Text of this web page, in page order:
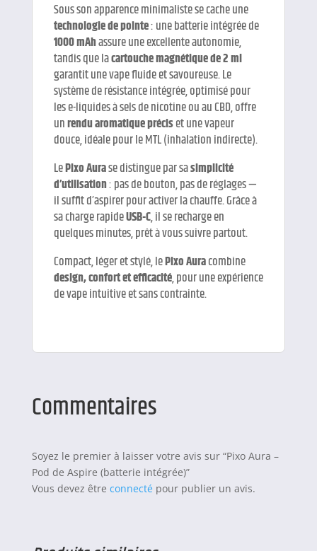
Sous son apparence minimaliste se cache une
technologie de pointe: une batterie intégrée de
1000 mAhassure une excellente autonomie,
tandis que lacartouche magnétique de 2 ml
garantit une vape fluide et savoureuse. Le
système de résistance intégrée, optimisé pour
les e-liquides à sels de nicotine ou au CBD, offre
unrendu aromatique préciset une vapeur
douce, idéale pour le MTL (inhalation indirecte).
LePixo Aurase distingue par sasimplicité
d’utilisation: pas de bouton, pas de réglages —
il suffit d’aspirer pour activer la chauffe. Grâce à
sa charge rapideUSB-C, il se recharge en
quelques minutes, prêt à vous suivre partout.
Compact, léger et stylé, lePixo Auracombine
design, confort et efficacité, pour une expérience
de vape intuitive et sans contrainte.
Commentaires
Soyez le premier à laisser votre avis sur “Pixo Aura –
Pod de Aspire (batterie intégrée)”
Vous devez être connecté pour publier un avis.